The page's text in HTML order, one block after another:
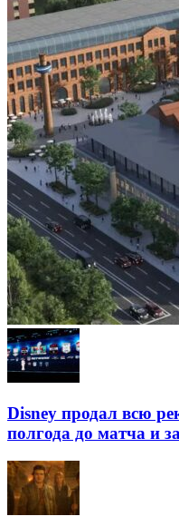
Disney продал всю
полгода до матча и